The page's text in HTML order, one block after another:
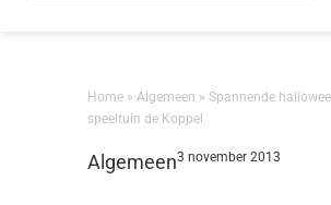
Home »Algemeen »Spannende
speeltuin de Koppel
Algemeen3 november 2013